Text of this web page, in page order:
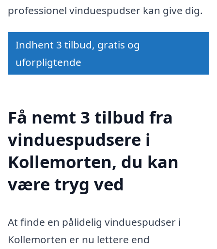
professionel vinduespudser kan give dig.
Indhent 3 tilbud, gratis og
uforpligtende
Få nemt 3 tilbud fra
vinduespudsere i
Kollemorten, du kan
være tryg ved
At finde en pålidelig vinduespudser i
Kollemorten er nu lettere end